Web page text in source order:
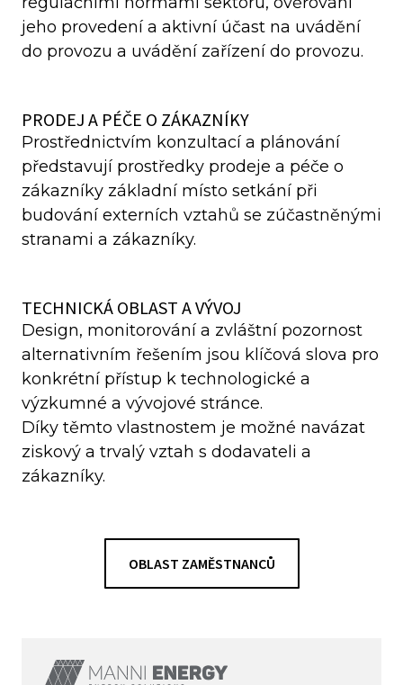
jeho provedení a aktivní účast na uvádění
do provozu a uvádění zařízení do provozu.
PRODEJ A PÉČE O ZÁKAZNÍKY
Prostřednictvím konzultací a plánování
představují prostředky prodeje a péče o
zákazníky základní místo setkání při
budování externích vztahů se zúčastněnými
stranami a zákazníky.
TECHNICKÁ OBLAST A VÝVOJ
Design, monitorování a zvláštní pozornost
alternativním řešením jsou klíčová slova pro
konkrétní přístup k technologické a
výzkumné a vývojové stránce.
Díky těmto vlastnostem je možné navázat
ziskový a trvalý vztah s dodavateli a
zákazníky.
OBLAST ZAMĚSTNANCŮ